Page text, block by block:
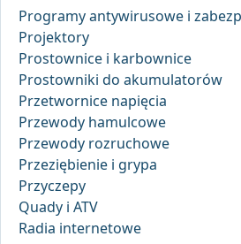
Programy antywirusowe i
Projektory
Prostownice i karbownice
Prostowniki do akumulatorów
Przetwornice napięcia
Przewody hamulcowe
Przewody rozruchowe
Przeziębienie i grypa
Przyczepy
Quady i ATV
Radia internetowe